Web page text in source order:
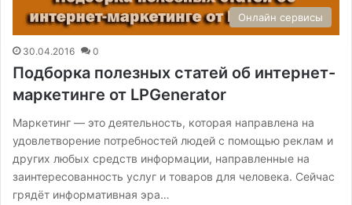
Онлайн сервисы
30.04.2016 0
Подборка полезных статей об интернет-
маркетинге от LPGenerator
Маркетинг — это деятельность, которая направлена на
удовлетворение потребностей людей с помощью реклам и
других любых средств информации, направленные на
заинтересованность услуг и товаров для человека. Сейчас
грядёт информативная эра…